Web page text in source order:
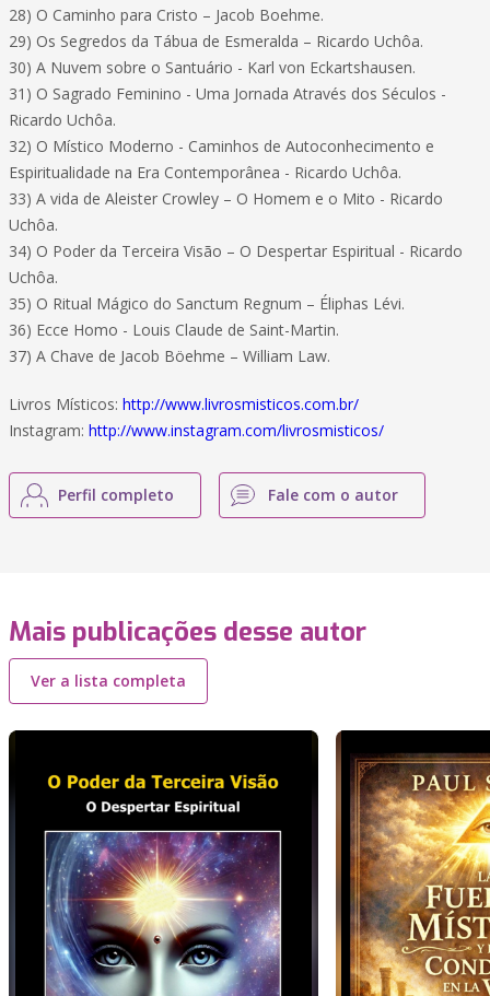
28) O Caminho para Cristo – Jacob Boehme.
29) Os Segredos da Tábua de Esmeralda – Ricardo Uchôa.
30) A Nuvem sobre o Santuário - Karl von Eckartshausen.
31) O Sagrado Feminino - Uma Jornada Através dos Séculos -
Ricardo Uchôa.
32) O Místico Moderno - Caminhos de Autoconhecimento e
Espiritualidade na Era Contemporânea - Ricardo Uchôa.
33) A vida de Aleister Crowley – O Homem e o Mito - Ricardo
Uchôa.
34) O Poder da Terceira Visão – O Despertar Espiritual - Ricardo
Uchôa.
35) O Ritual Mágico do Sanctum Regnum – Éliphas Lévi.
36) Ecce Homo - Louis Claude de Saint-Martin.
37) A Chave de Jacob Böehme – William Law.
Livros Místicos: http://www.livrosmisticos.com.br/
Instagram: http://www.instagram.com/livrosmisticos/
Perfil completo Fale com o autor
Mais publicações desse autor
Ver a lista completa